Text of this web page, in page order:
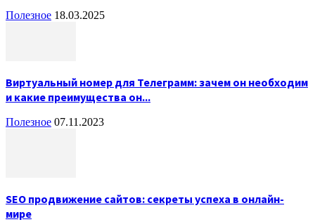
Полезное 18.03.2025
Виртуальный номер для Телеграмм: зачем он необходим
и какие преимущества он...
Полезное 07.11.2023
SEO продвижение сайтов: секреты успеха в онлайн-
мире